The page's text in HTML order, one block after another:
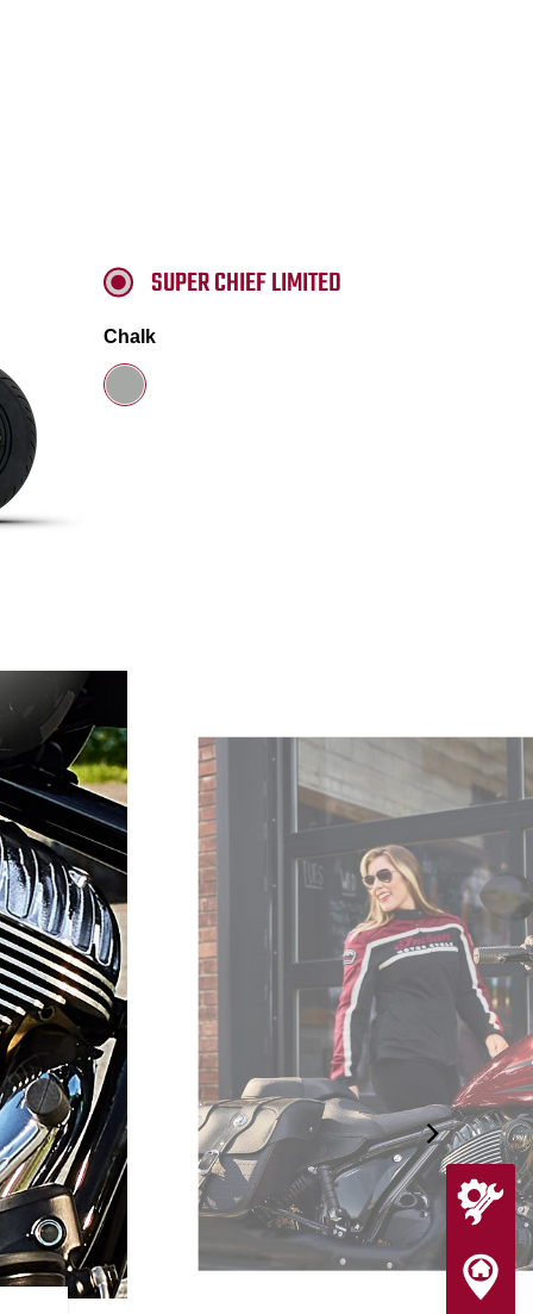
SUPER CHIEF LIMITED
Chalk